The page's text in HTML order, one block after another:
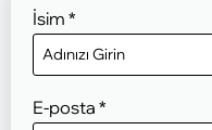
İsim *
E-posta *